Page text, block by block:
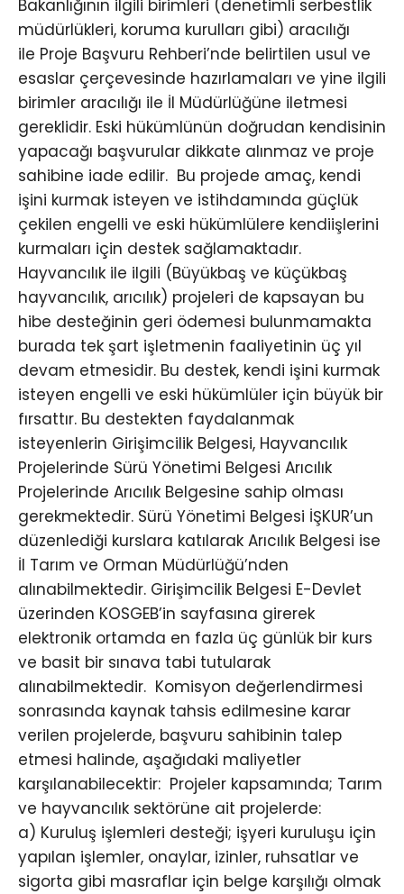
Bakanlığının ilgili birimleri (denetimli serbestlik
müdürlükleri, koruma kurulları gibi) aracılığı
ile Proje Başvuru Rehberi’nde belirtilen usul ve
esaslar çerçevesinde hazırlamaları ve yine ilgili
birimler aracılığı ile İl Müdürlüğüne iletmesi
gereklidir. Eski hükümlünün doğrudan kendisinin
yapacağı başvurular dikkate alınmaz ve proje
sahibine iade edilir. Bu projede amaç, kendi
işini kurmak isteyen ve istihdamında güçlük
çekilen engelli ve eski hükümlülere kendiişlerini
kurmaları için destek sağlamaktadır.
Hayvancılık ile ilgili (Büyükbaş ve küçükbaş
hayvancılık, arıcılık) projeleri de kapsayan bu
hibe desteğinin geri ödemesi bulunmamakta
burada tek şart işletmenin faaliyetinin üç yıl
devam etmesidir. Bu destek, kendi işini kurmak
isteyen engelli ve eski hükümlüler için büyük bir
fırsattır. Bu destekten faydalanmak
isteyenlerin Girişimcilik Belgesi, Hayvancılık
Projelerinde Sürü Yönetimi Belgesi Arıcılık
Projelerinde Arıcılık Belgesine sahip olması
gerekmektedir. Sürü Yönetimi Belgesi İŞKUR’un
düzenlediği kurslara katılarak Arıcılık Belgesi ise
İl Tarım ve Orman Müdürlüğü’nden
alınabilmektedir. Girişimcilik Belgesi E-Devlet
üzerinden KOSGEB’in sayfasına girerek
elektronik ortamda en fazla üç günlük bir kurs
ve basit bir sınava tabi tutularak
alınabilmektedir. Komisyon değerlendirmesi
sonrasında kaynak tahsis edilmesine karar
verilen projelerde, başvuru sahibinin talep
etmesi halinde, aşağıdaki maliyetler
karşılanabilecektir: Projeler kapsamında; Tarım
ve hayvancılık sektörüne ait projelerde:
a) Kuruluş işlemleri desteği; işyeri kuruluşu için
yapılan işlemler, onaylar, izinler, ruhsatlar ve
sigorta gibi masraflar için belge karşılığı olmak